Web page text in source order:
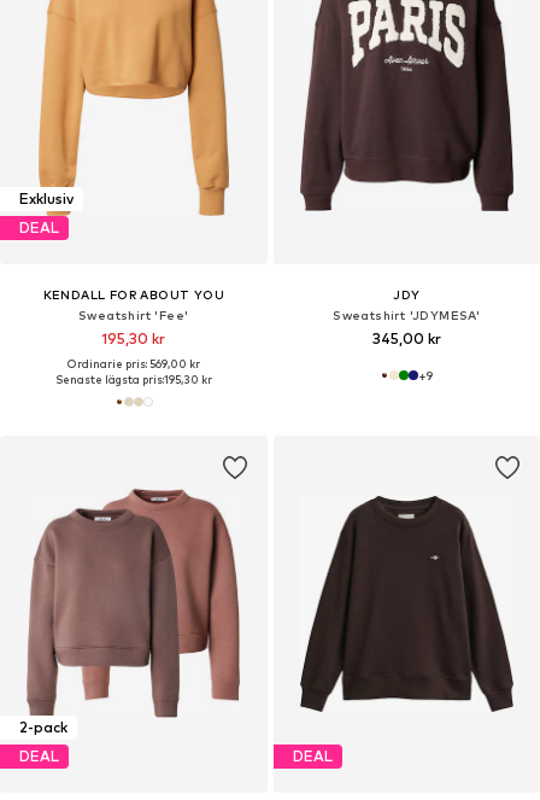
Exklusiv
DEAL
KENDALL FOR ABOUT YOU
Sweatshirt 'Fee'
195,30 kr
Ordinarie pris: 569,00 kr
Senaste lägsta pris:195,30 kr
JDY
Sweatshirt 'JDYMESA'
345,00 kr
+9
2-pack
DEAL
DEAL